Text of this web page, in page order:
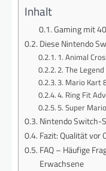
Inhalt
Gaming mit
Diese Nintendo
1. Animal
2. The
3. Mario Kart
4. Ring Fit
5. Super
Nintendo Switch-
Fazit: Qualität vor
FAQ – Häufige
Erwachsene